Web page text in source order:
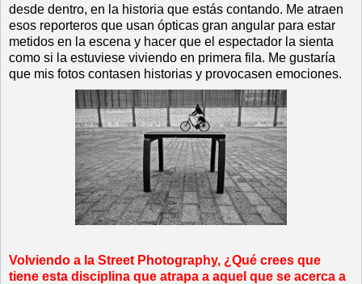
desde dentro, en la historia que estás contando. Me atraen
esos reporteros que usan ópticas gran angular para estar
metidos en la escena y hacer que el espectador la sienta
como si la estuviese viviendo en primera fila. Me gustaría
que mis fotos contasen historias y provocasen emociones.
Volviendo a la Street Photography, ¿Qué crees que
tiene esta disciplina que atrapa a aquel que se acerca a